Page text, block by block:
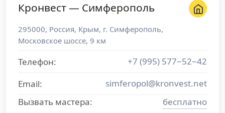
Кронвест — Симферополь
295000, Россия, Крым, г. Симферополь,
Московское шоссе, 9 км
Телефон:
+7 (995) 577−52−42
Email:
simferopol@kronvest.net
Вызвать мастера:
бесплатно